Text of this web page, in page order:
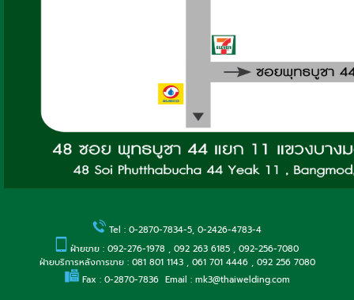
Tel : 0-2870-7834-5, 0-2426-4783-4
ฝ่ายขาย : 092-276-1978 , 092 263 6185 , 092-256-7080
ฝ่ายบริการหลังการขาย : 081 801 1143 , 061 701 4446 , 092 256 7080
Fax : 0-2870-7836 Email : mk3@thaiwelding.com